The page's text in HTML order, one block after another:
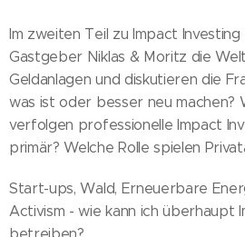
Im zweiten Teil zu Impact
Gastgeber Niklas & Moritz die
Geldanlagen und diskutieren die
was ist oder besser neu machen?
verfolgen professionelle Impact
primär? Welche Rolle spielen
Start-ups, Wald, Erneuerbare
Activism - wie kann ich überhaupt